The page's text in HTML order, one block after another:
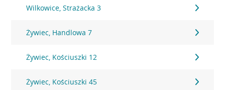
Wilkowice, Strażacka 3
Żywiec, Handlowa 7
Żywiec, Kościuszki 12
Żywiec, Kościuszki 45